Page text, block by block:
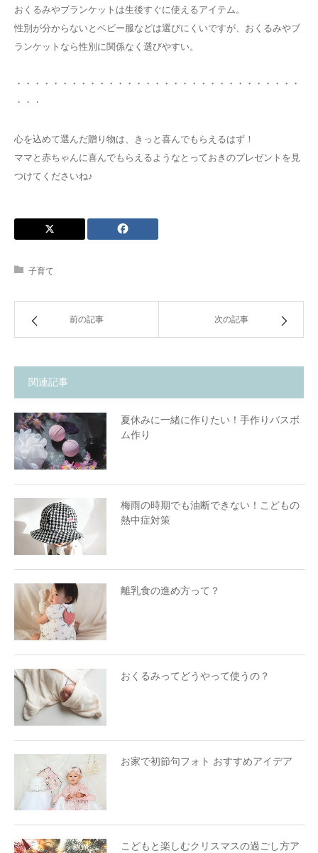
おくるみやブランケットは生後すぐに使えるアイテム。
性別が分からないとベビー服などは選びにくいですが、おくるみやブ
ランケットなら性別に関係なく選びやすい。
・・・・・・・・・・・・・・・・・・・・・・・・・・・・・・・
・・・
心を込めて選んだ贈り物は、きっと喜んでもらえるはず！
ママと赤ちゃんに喜んでもらえるようなとっておきのプレゼントを見
つけてくださいね♪
子育て
前の記事 次の記事
関連記事
夏休みに一緒に作りたい！手作りバスボ
ム作り
梅雨の時期でも油断できない！こどもの
熱中症対策
離乳食の進め方って？
おくるみってどうやって使うの？
お家で初節句フォト おすすめアイデア
こどもと楽しむクリスマスの過ごし方ア